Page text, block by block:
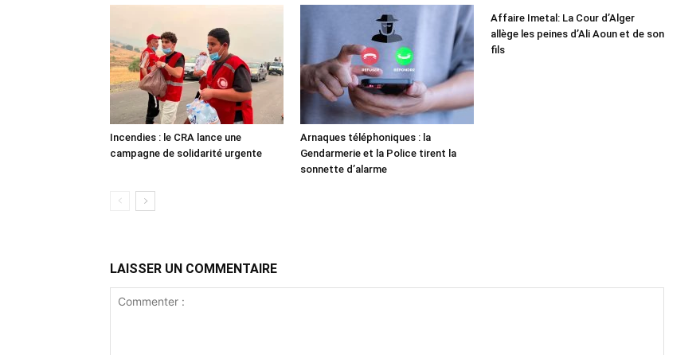
Incendies : le CRA lance une
campagne de solidarité urgente
Arnaques téléphoniques : la
Gendarmerie et la Police tirent la
sonnette d’alarme
Affaire Imetal: La Cour d’Alger
allège les peines d’Ali Aoun et de son
fils
LAISSER UN COMMENTAIRE